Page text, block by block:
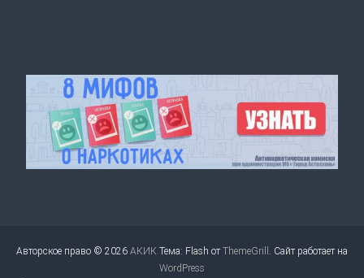
Авторское право © 2026 АКИК Тема: Flash отThemeGrill . Сайт работает на
WordPress